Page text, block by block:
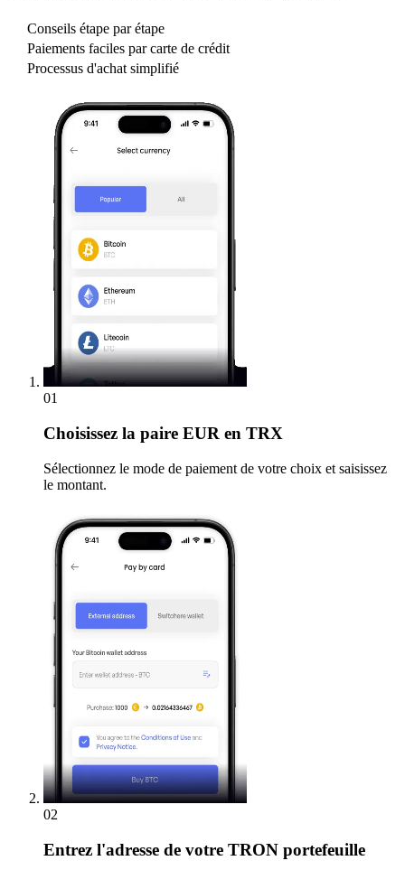
Conseils étape par étape
Paiements faciles par carte de crédit
Processus d'achat simplifié
01
Choisissez la paire EUR en TRX
Sélectionnez le mode de paiement de votre choix et saisissez
le montant.
02
Entrez l'adresse de votre TRON portefeuille